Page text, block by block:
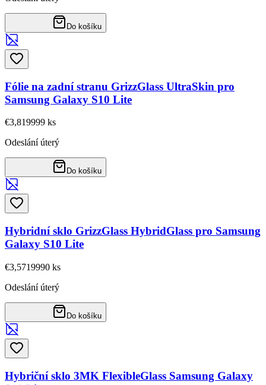
Do košíku
Fólie na zadní stranu GrizzGlass UltraSkin pro
Samsung Galaxy S10 Lite
€3,819999 ks
Odeslání úterý
Do košíku
Hybridní sklo GrizzGlass HybridGlass pro Samsung
Galaxy S10 Lite
€3,5719990 ks
Odeslání úterý
Do košíku
Hybriční sklo 3MK FlexibleGlass Samsung Galaxy